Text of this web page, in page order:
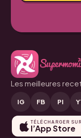
Les meilleures
IG FB PI
TÉLÉCHARGER SUR
l’App Store